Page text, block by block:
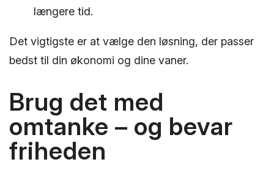
længere tid.
Det vigtigste er at vælge den løsning, der passer
bedst til din økonomi og dine vaner.
Brug det med
omtanke – og bevar
friheden